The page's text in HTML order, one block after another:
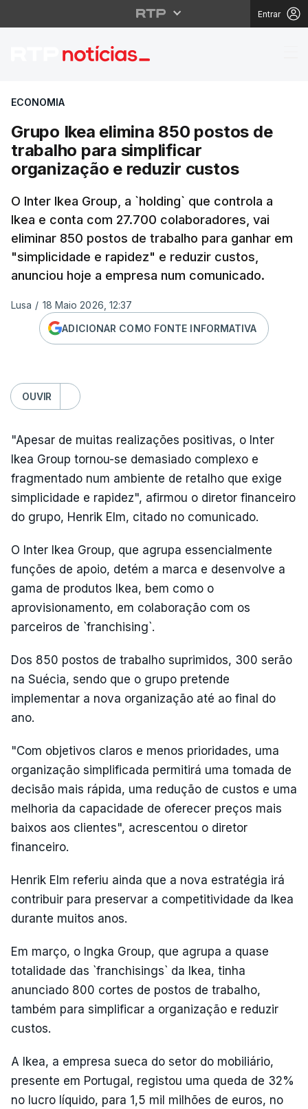
Entrar
Grupo Ikea elimina
ECONOMIA
Grupo Ikea elimina 850 postos de
trabalho para simplificar
organização e reduzir custos
O Inter Ikea Group, a `holding` que controla a
Ikea e conta com 27.700 colaboradores, vai
eliminar 850 postos de trabalho para ganhar em
"simplicidade e rapidez" e reduzir custos,
anunciou hoje a empresa num comunicado.
Lusa / 18 Maio 2026, 12:37
ADICIONAR COMO FONTE INFORMATIVA
OUVIR
"Apesar de muitas realizações positivas, o Inter
Ikea Group tornou-se demasiado complexo e
fragmentado num ambiente de retalho que exige
simplicidade e rapidez", afirmou o diretor financeiro
do grupo, Henrik Elm, citado no comunicado.
O Inter Ikea Group, que agrupa essencialmente
funções de apoio, detém a marca e desenvolve a
gama de produtos Ikea, bem como o
aprovisionamento, em colaboração com os
parceiros de `franchising`.
Dos 850 postos de trabalho suprimidos, 300 serão
na Suécia, sendo que o grupo pretende
implementar a nova organização até ao final do
ano.
"Com objetivos claros e menos prioridades, uma
organização simplificada permitirá uma tomada de
decisão mais rápida, uma redução de custos e uma
melhoria da capacidade de oferecer preços mais
baixos aos clientes", acrescentou o diretor
financeiro.
Henrik Elm referiu ainda que a nova estratégia irá
contribuir para preservar a competitividade da Ikea
durante muitos anos.
Em março, o Ingka Group, que agrupa a quase
totalidade das `franchisings` da Ikea, tinha
anunciado 800 cortes de postos de trabalho,
também para simplificar a organização e reduzir
custos.
A Ikea, a empresa sueca do setor do mobiliário,
presente em Portugal, registou uma queda de 32%
no lucro líquido, para 1,5 mil milhões de euros, no